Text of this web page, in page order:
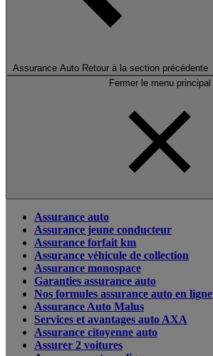
Assurance Auto Retour à la section précédente
Fermer le menu principal
Assurance auto
Assurance jeune conducteur
Assurance forfait km
Assurance véhicule de collection
Assurance monospace
Garanties assurance auto
Nos formules assurance auto en ligne
Assurance Auto Malus
Services et avantages auto AXA
Assurance citoyenne auto
Assurer 2 voitures